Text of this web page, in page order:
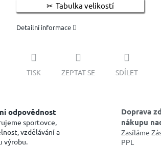
Tabulka velikostí
Detailní informace
TISK ZEPTAT SE SDÍLET
odpovědnost
sportovce,
vzdělávání a
výrobu.
Doprava
nákupu
Zasíláme
PPL